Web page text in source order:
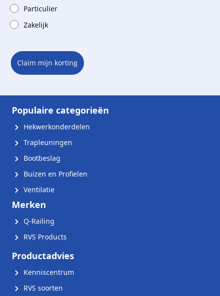
Particulier
Zakelijk
Claim mijn korting
Populaire categorieën
Hekwerkonderdelen
Trapleuningen
Bootbeslag
Buizen en Profielen
Ventilatie
Merken
Q-Railing
RVS Products
Productadvies
Kenniscentrum
RVS soorten